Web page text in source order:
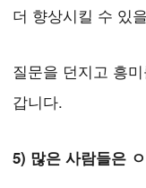
더 향상시킬 수 있
질문을 던지고 흥
갑니다.
5) 많은 사람들은